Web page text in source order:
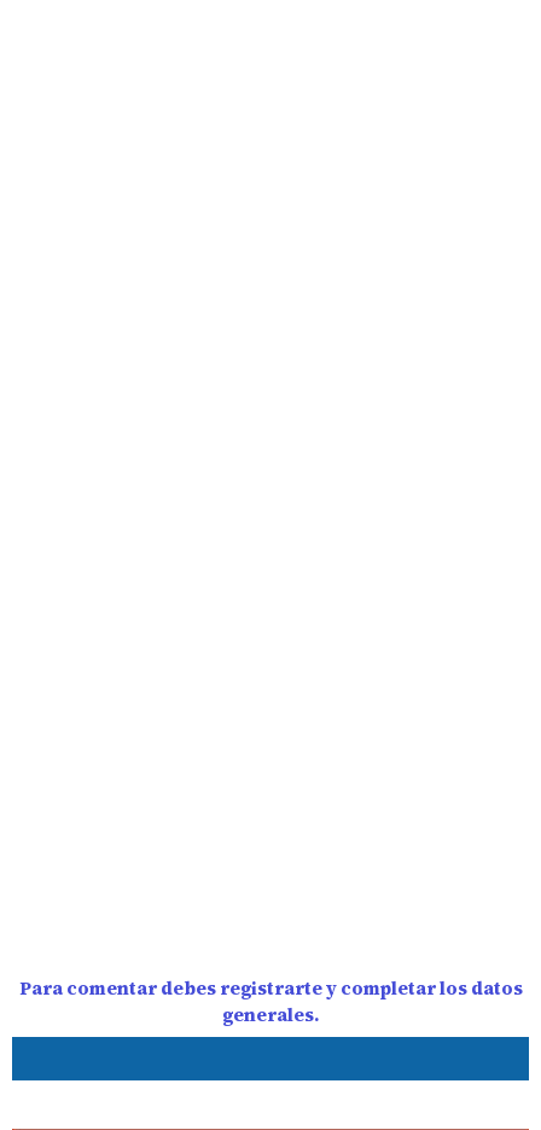
Para comentar debes registrarte y completar los datos
generales.